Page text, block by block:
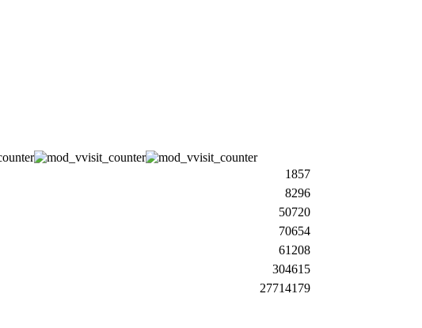
1857
8296
50720
70654
61208
304615
27714179